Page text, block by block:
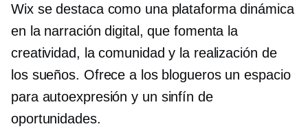
Wix se destaca como una plataforma dinámica
en la narración digital, que fomenta la
creatividad, la comunidad y la realización de
los sueños. Ofrece a los blogueros un espacio
para autoexpresión y un sinfín de
oportunidades.